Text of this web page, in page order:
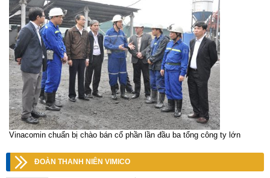
Vinacomin chuẩn bị chào bán cổ phần lần đầu ba tổng công ty lớn
ĐOÀN THANH NIÊN VIMICO